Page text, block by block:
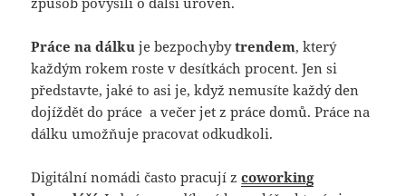
Práce na dálku je bezpochybytrendem, který
každým rokem roste v desítkách procent. Jen si
představte, jaké to asi je, když nemusíte každý den
dojíždět do práce a večer jet z práce domů. Práce na
dálku umožňuje pracovat odkudkoli.
Digitální nomádi často pracují zcoworking